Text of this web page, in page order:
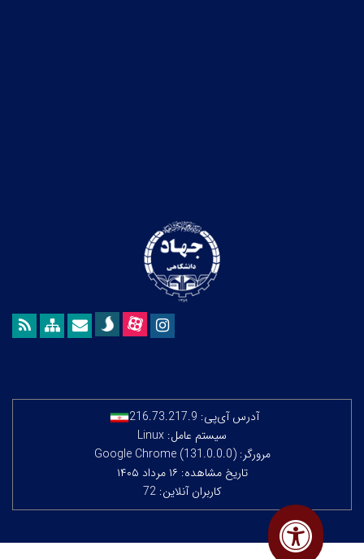
آدرس آی‌پی: 216.73.217.9
سیستم عامل: Linux
مرورگر: Google Chrome (131.0.0.0)
تاریخ مشاهده: ۱۶ مرداد ۱۴۰۵
کاربران آنلاین: 72